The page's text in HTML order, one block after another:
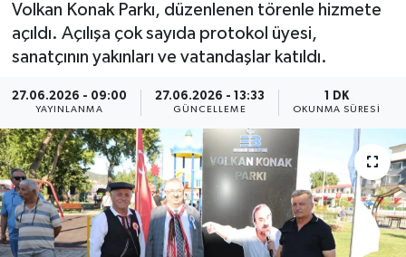
Volkan Konak Parkı, düzenlenen törenle hizmete
açıldı. Açılışa çok sayıda protokol üyesi,
sanatçının yakınları ve vatandaşlar katıldı.
27.06.2026 - 09:00
YAYINLANMA
27.06.2026 - 13:33
GÜNCELLEME
1 DK
OKUNMA SÜRESI